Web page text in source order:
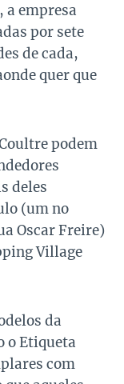
a empresa
por sete
de cada,
quer que
podem
deles
(um no
Oscar Freire)
Village
da
o Etiqueta
com